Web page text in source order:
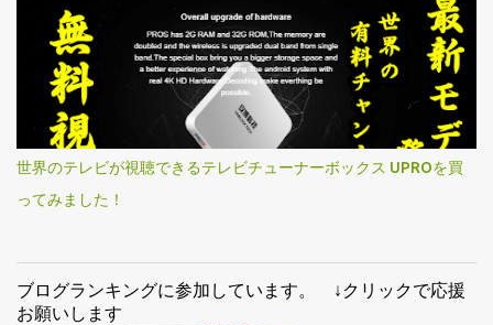
世界のテレビが視聴できるテレビチューナーボックス UPROを買
ってみました！
ブログランキングに参加しています。 ↓クリックで応援
お願いします